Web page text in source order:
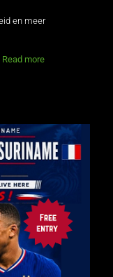
en meer
Read more